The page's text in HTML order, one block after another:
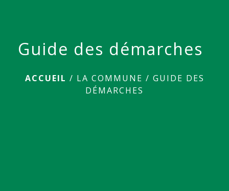
Guide des démarches
ACCUEIL / LA COMMUNE / GUIDE DES
DÉMARCHES